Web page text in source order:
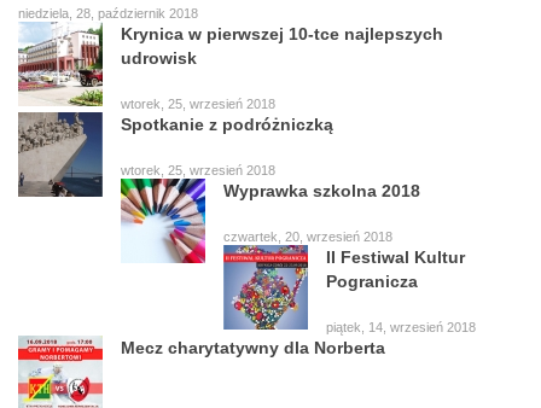
niedziela, 28, październik 2018
Krynica w pierwszej 10-tce najlepszych
udrowisk
wtorek, 25, wrzesień 2018
Spotkanie z podróżniczką
wtorek, 25, wrzesień 2018
Wyprawka szkolna 2018
czwartek, 20, wrzesień 2018
II Festiwal Kultur
Pogranicza
piątek, 14, wrzesień 2018
Mecz charytatywny dla Norberta